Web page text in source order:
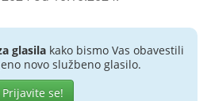
glasilakako bismo Vas obavestili
novo službeno glasilo.
Prijavite se!